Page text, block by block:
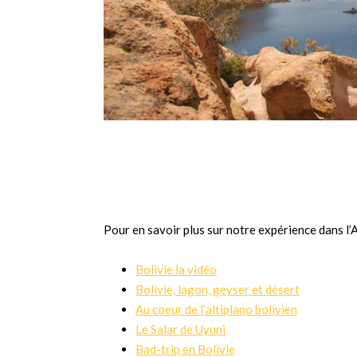
Pour en savoir plus sur notre expérience dans
Bolivie la vidéo
Bolivie, lagon, geyser et désert
Au coeur de l’altiplano bolivien
Le Salar de Uyuni
Bad-trip en Bolivie